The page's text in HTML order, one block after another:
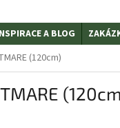
A BLOG
(120cm)